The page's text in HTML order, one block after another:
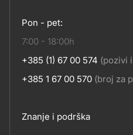
KONTAKT
Pon - pet:
7:00 - 18:00h
+385 (1) 67 00 574 (pozivi
+385 1 67 00 570 (broj za
Footer
Znanje i podrška